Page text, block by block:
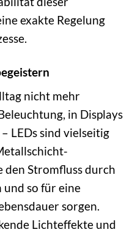
exakte Regelung
nicht mehr
in Displays
LEDs sind vielseitig
den Stromfluss durch
und so für eine
sorgen.
Lichteffekte und